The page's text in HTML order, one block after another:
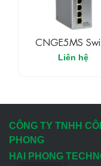
CNGE5MS
Ethernet Có
10/100/
Liên hệ
CÔNG TY TNHH
PHONG
HAI PHONG